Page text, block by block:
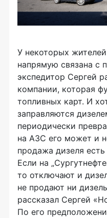
У некоторых
напрямую связана с
экспедитор Сергей
компании, которая
топливных карт. И
заправляются
периодически
на АЗС его может и
продажа дизеля есть
Если на
то отключают и
не продают ни
рассказал Сергей
По его